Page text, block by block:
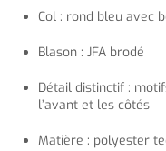
Col : rond bleu avec
Blason : JFA brodé
Détail distinctif :
l’avant et les côtés
Matière : polyester